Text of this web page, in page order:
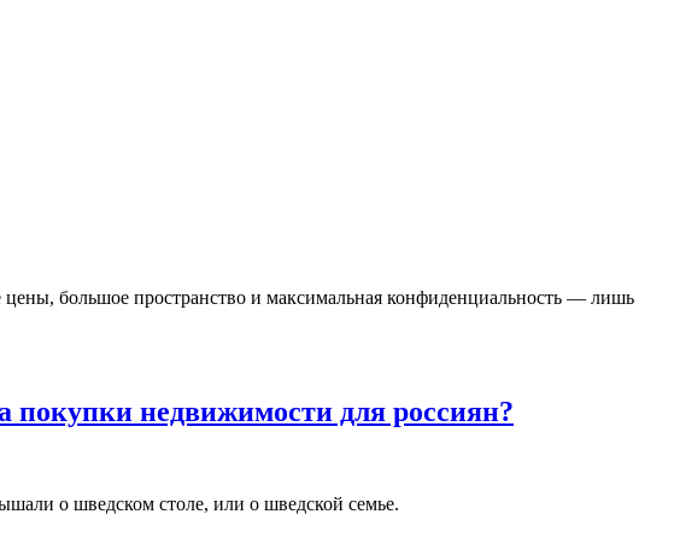
большое пространство и максимальная конфиденциальность — лишь
недвижимости для россиян?
о шведском столе, или о шведской семье.